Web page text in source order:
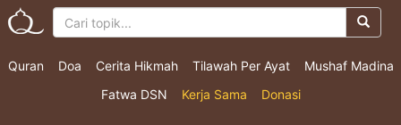
Quran Doa Cerita Hikmah Tilawah Per Ayat
Mushaf Madina
Fatwa DSN
Kerja Sama Donasi